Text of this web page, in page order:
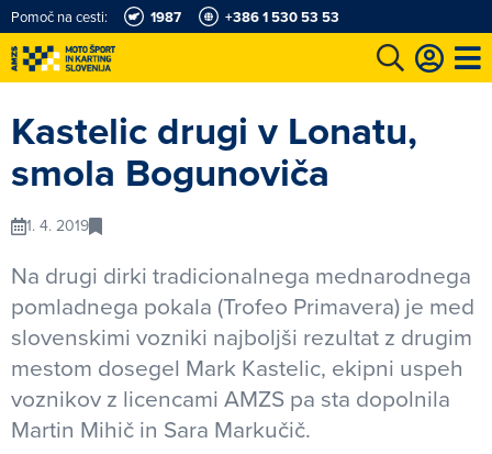
Pomoč na cesti: 1987 +386 1 530 53 53
Kastelic drugi v Lonatu,
smola Bogunoviča
1. 4. 2019
Na drugi dirki tradicionalnega mednarodnega
pomladnega pokala (Trofeo Primavera) je med
slovenskimi vozniki najboljši rezultat z drugim
mestom dosegel Mark Kastelic, ekipni uspeh
voznikov z licencami AMZS pa sta dopolnila
Martin Mihič in Sara Markučič.